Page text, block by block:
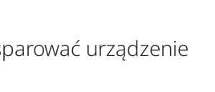
urządzenie